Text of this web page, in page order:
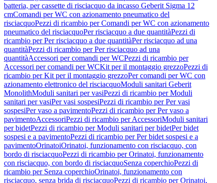
batteria, per cassette di risciacquo da incasso Geberit Sigma 12
cmComandi per WC con azionamento pneumatico del
risciacquoPezzi di ricambio per Comandi per WC con azionamento
pneumatico del risciacquoPer risciacquo a due quantitàPezzi di
ricambio per Per risciacquo a due quantitàPer risciacquo ad una
quantitàPezzi di ricambio per Per risciacquo ad una
quantitàAccessori per comandi per WCPezzi di ricambio per
Accessori per comandi per WCKit per il montaggio grezzoPezzi di
ricambio per Kit per il montaggio grezzoPer comandi per WC con
azionamento elettronico del risciacquoModuli sanitari Geberit
MonolithModuli sanitari per vasiPezzi di ricambio per Moduli
sanitari per vasiPer vasi sospesiPezzi di ricambio per Per vasi
sospesiPer vaso a pavimentoPezzi di ricambio per Per vaso a
pavimentoAccessoriPezzi di ricambio per AccessoriModuli sanitari
per bidetPezzi di ricambio per Moduli sanitari per bidetPer bidet
sospesi e a pavimentoPezzi di ricambio per Per bidet sospesi e a
pavimentoOrinatoiOrinatoi, funzionamento con risciacquo, con
bordo di risciacquoPezzi di ricambio per Orinatoi, funzionamento
con risciacquo, con bordo di risciacquoSenza coperchioPezzi di
ricambio per Senza coperchioOrinatoi, funzionamento con
risciacquo, senza brida di risciacquoPezzi di ricambio per Orinatoi,